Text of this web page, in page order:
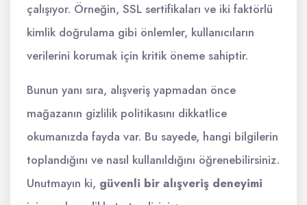
çalışıyor. Örneğin, SSL sertifikaları ve iki faktörlü
kimlik doğrulama gibi önlemler, kullanıcıların
verilerini korumak için kritik öneme sahiptir.
Bunun yanı sıra, alışveriş yapmadan önce
mağazanın gizlilik politikasını dikkatlice
okumanızda fayda var. Bu sayede, hangi bilgilerin
toplandığını ve nasıl kullanıldığını öğrenebilirsiniz.
Unutmayın ki, güvenli bir alışveriş deneyimi